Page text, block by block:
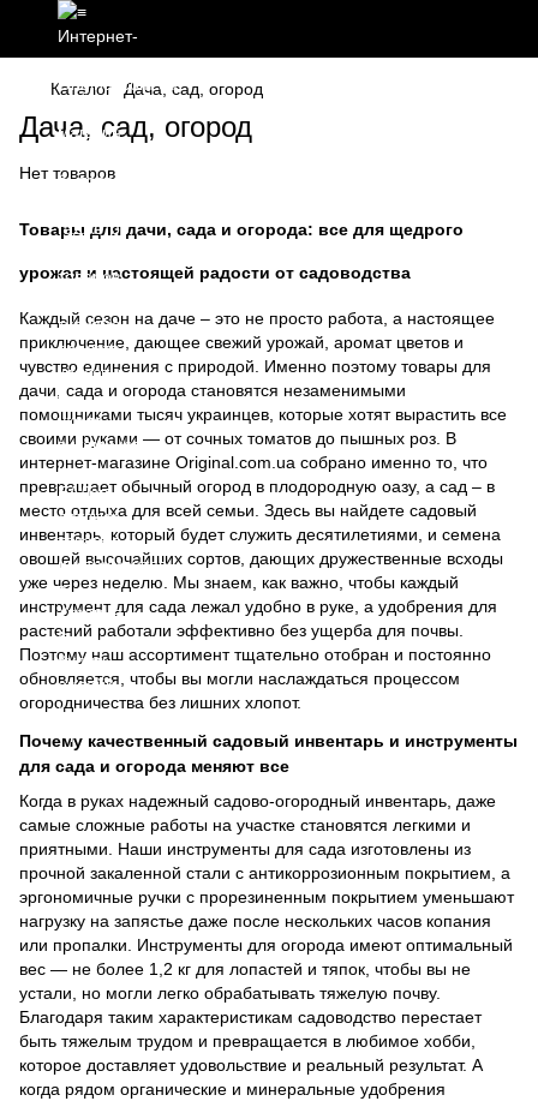
Каталог Дача, сад, огород
Дача, сад, огород
Нет товаров
Товары для дачи, сада и огорода: все для щедрого
урожая и настоящей радости от садоводства
Каждый сезон на даче – это не просто работа, а настоящее
приключение, дающее свежий урожай, аромат цветов и
чувство единения с природой. Именно поэтому товары для
дачи, сада и огорода становятся незаменимыми
помощниками тысяч украинцев, которые хотят вырастить все
своими руками — от сочных томатов до пышных роз. В
интернет-магазине Original.com.ua собрано именно то, что
превращает обычный огород в плодородную оазу, а сад – в
место отдыха для всей семьи. Здесь вы найдете садовый
инвентарь, который будет служить десятилетиями, и семена
овощей высочайших сортов, дающих дружественные всходы
уже через неделю. Мы знаем, как важно, чтобы каждый
инструмент для сада лежал удобно в руке, а удобрения для
растений работали эффективно без ущерба для почвы.
Поэтому наш ассортимент тщательно отобран и постоянно
обновляется, чтобы вы могли наслаждаться процессом
огородничества без лишних хлопот.
Почему качественный садовый инвентарь и инструменты
для сада и огорода меняют все
Когда в руках надежный садово-огородный инвентарь, даже
самые сложные работы на участке становятся легкими и
приятными. Наши инструменты для сада изготовлены из
прочной закаленной стали с антикоррозионным покрытием, а
эргономичные ручки с прорезиненным покрытием уменьшают
нагрузку на запястье даже после нескольких часов копания
или пропалки. Инструменты для огорода имеют оптимальный
вес — не более 1,2 кг для лопастей и тяпок, чтобы вы не
устали, но могли легко обрабатывать тяжелую почву.
Благодаря таким характеристикам садоводство перестает
быть тяжелым трудом и превращается в любимое хобби,
которое доставляет удовольствие и реальный результат. А
когда рядом органические и минеральные удобрения